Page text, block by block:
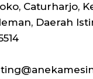
Caturharjo,
Daerah